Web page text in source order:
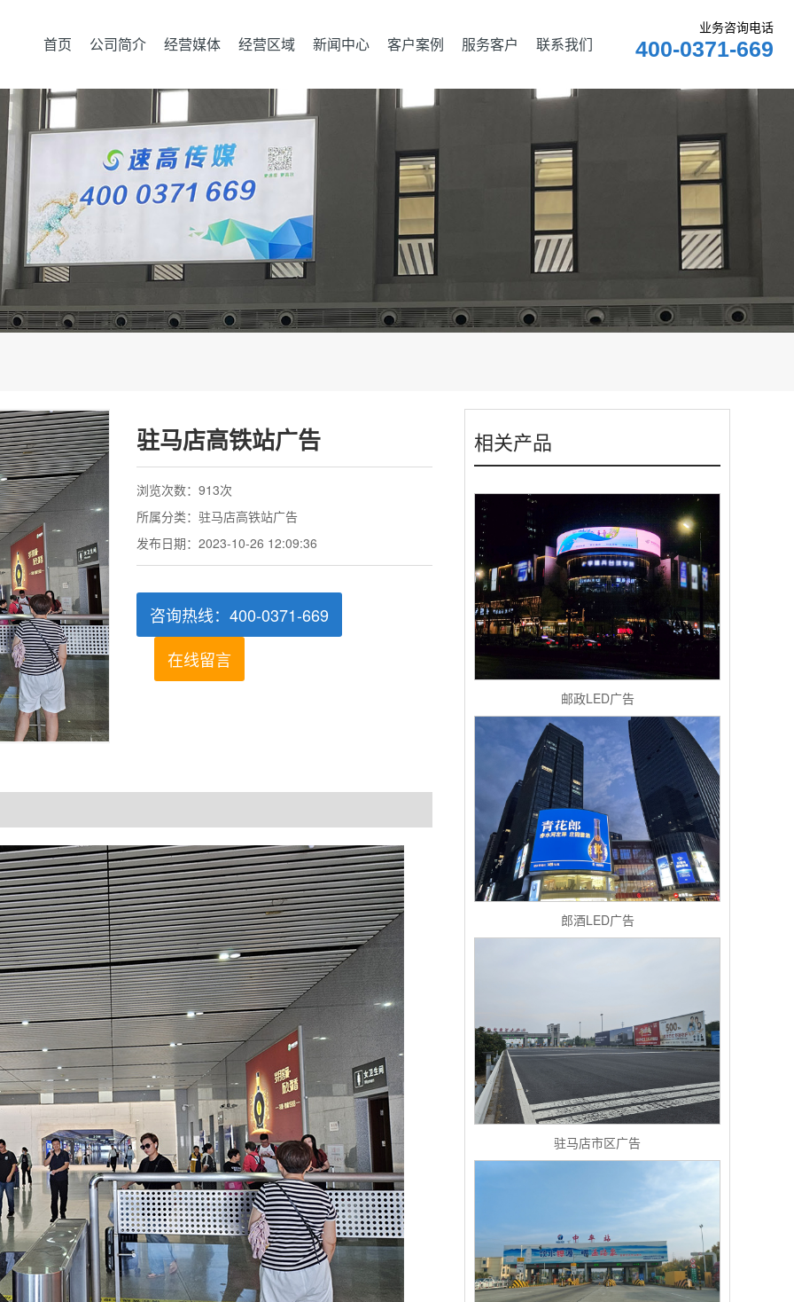
首页 公司简介 经营媒体 经营区域 新闻中心 客户案例 服务客户 联系我们
业务咨询电话
400-0371-669
驻马店高铁站广告
浏览次数：913次
所属分类：驻马店高铁站广告
发布日期：2023-10-26 12:09:36
咨询热线：400-0371-669
在线留言
相关产品
邮政LED广告
郎酒LED广告
驻马店市区广告